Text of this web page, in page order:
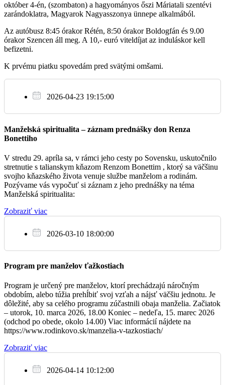
Št
2.10.
Reca (magy.)
Pi
Boldog (magy.)
4.10.
18:00
Boldog (slov.)
Ne
5.10.
08:00
Za BP pre Oľgu
Reca (slov.)
október 4-én, (szombaton) a hagyományos őszi Máriatali szentévi
zarándoklatra, Magyarok Nagyasszonya ünnepe alkalmából.
Az autóbusz 8:45 órakor Rétén, 8:50 órakor Boldogfán és 9.00
órakor Szencen áll meg. A 10,- euró viteldíjat az induláskor kell
befizetni.
K prvému piatku spovedám pred svätými omšami.
2026-04-23 19:15:00
Manželská spiritualita – záznam prednášky don Renza
Bonettiho
V stredu 29. apríla sa, v rámci jeho cesty po Sovensku, uskutočnilo
stretnutie s talianskym kňazom Renzom Bonettim , ktorý sa väčšinu
svojho kňazského života venuje službe manželom a rodinám.
Pozývame vás vypočuť si záznam z jeho prednášky na téma
Manželská spiritualita:
Zobraziť viac
2026-03-10 18:00:00
Program pre manželov ťažkostiach
Program je určený pre manželov, ktorí prechádzajú náročným
obdobím, alebo túžia prehĺbiť svoj vzťah a nájsť väčšiu jednotu. Je
dôležité, aby sa celého programu zúčastnili obaja manželia. Začiatok
– utorok, 10. marca 2026, 18.00 Koniec – nedeľa, 15. marec 2026
(odchod po obede, okolo 14.00) Viac informácií nájdete na
https://www.rodinkovo.sk/manzelia-v-tazkostiach/
Zobraziť viac
2026-04-14 10:12:00